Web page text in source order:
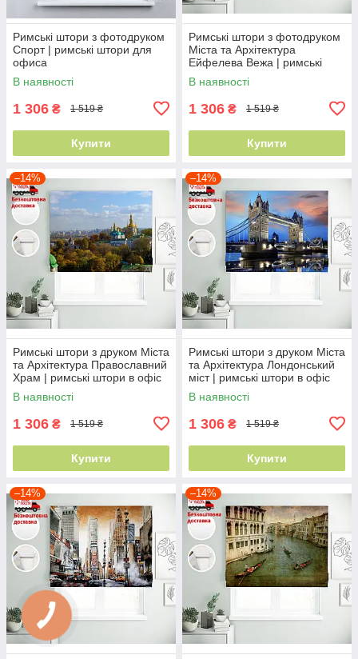
Римські штори з фотодруком
Спорт | римські штори для
офиса
В наявності
1 306 ₴ 1 519 ₴
Купити
Римські штори з фотодруком
Міста та Архітектура
Ейфелева Вежа | римські
штори у спальню
В наявності
1 306 ₴ 1 519 ₴
Купити
–14%
Римські штори з друком Міста
та Архітектура Православний
Храм | римські штори в офіс
В наявності
1 306 ₴ 1 519 ₴
Купити
–14%
Римські штори з друком Міста
та Архітектура Лондонський
міст | римські штори в офіс
В наявності
1 306 ₴ 1 519 ₴
Купити
–14% –14%